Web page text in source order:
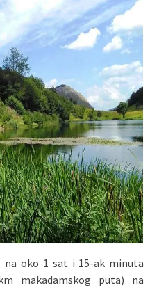
na oko 1 sat i 15-ak minuta
makadamskog puta) na